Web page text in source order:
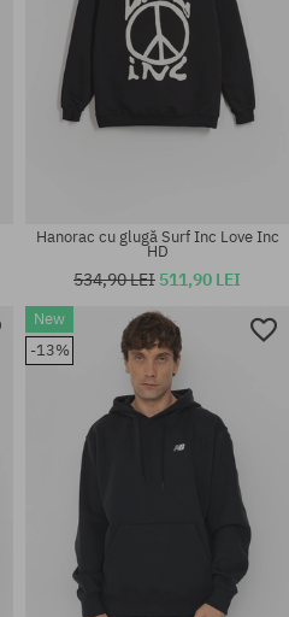
Mărimi existente:
M
Hanorac cu glugă Surf Inc Love Inc
HD
534,90 LEI 511,90 LEI
New
-13%